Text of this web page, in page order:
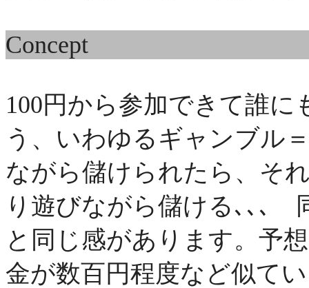
Concept
100円から参加できて誰
う、いわゆるギャンブル
ながら儲けられたら、そ
り遊びながら儲ける､､､
と同じ感があります。予
金が数百円程度など似て